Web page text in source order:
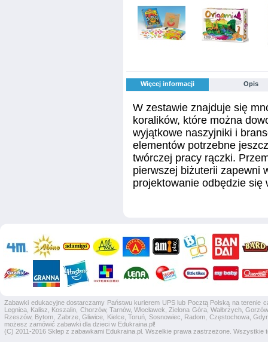
Więcej informacji Opis
W zestawie znajduje się
koralików, które można
wyjątkowe naszyjniki i
elementów potrzebne
twórczej pracy rączki.
pierwszej biżuterii zapewni
projektowanie odbędzie
Zabawki edukacyjne dostarczamy Państwu kurierem UPS lub Pocztą Polską na terenie
Legnica, Kalisz, Koszalin, Chorzów, Tarnów, Włocławek, Zielona Góra, Wałbrzych,
Rzeszów, Bytom, Zabrze, Gliwice, Kielce, Toruń, Sosnowiec, Radom, Częstochowa,
możesz zamówić zabawki dla dzieci w Edukraina.pl!
(C) 2011-2016 Sklep z zabawkami Edukraina.pl. Wszelkie prawa zastrzeżone.